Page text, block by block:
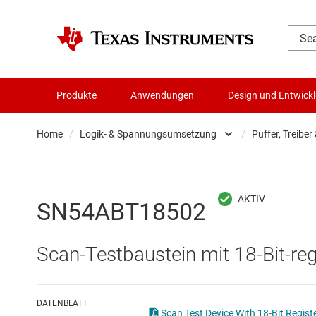
Produkte Anwendungen Design und
Home / Logik- & Spannungsumsetzung
Batteriemanagement-ICs
Die- & Wafer-Services
/ Puffer, Treiber
SN54ABT18502
Scan-Testbaustein mit 18-Bit-
DATENBLATT
Scan Test Device With 18-Bit